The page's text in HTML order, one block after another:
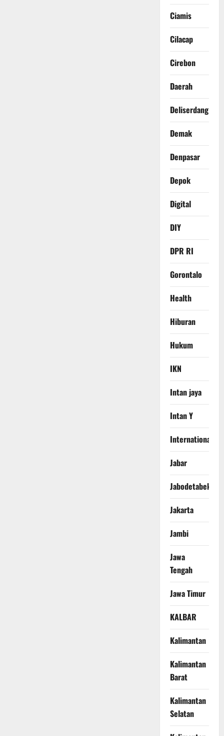
Ciamis
Cilacap
Cirebon
Daerah
Deliserdang
Demak
Denpasar
Depok
Digital
DIY
DPR RI
Gorontalo
Health
Hiburan
Hukum
IKN
Intan jaya
Intan Y
International
Jabar
Jabodetabek
Jakarta
Jambi
Jawa
Tengah
Jawa Timur
KALBAR
Kalimantan
Kalimantan
Barat
Kalimantan
Selatan